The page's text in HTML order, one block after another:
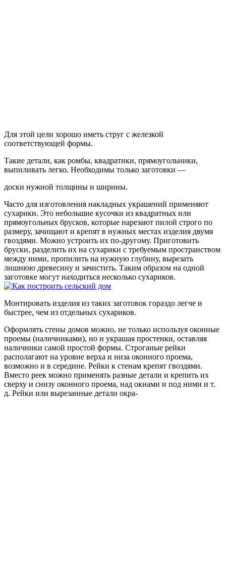
Для этой цели хорошо иметь струг с железкой
соответствующей формы.
Такие детали, как ромбы, квадратики, прямоугольники,
выпиливать легко. Необходимы только заготовки —
доски нужной толщины и ширины.
Часто для изготовления накладных украшений применяют
сухарики. Это небольшие кусочки из квадратных или
прямоугольных брусков, которые нарезают пилой строго по
размеру, зачищают и крепят в нужных местах изделия двумя
гвоздями. Можно устроить их по-другому. Приготовить
бруски, разделить их на сухарики с требуемым пространством
между ними, пропилить на нужную глубину, вырезать
лишнюю древесину и зачистить. Таким образом на одной
заготовке могут находиться несколько сухариков.
Монтировать изделия из таких заготовок гораздо легче и
быстрее, чем из отдельных сухариков.
Оформлять стены домов можно, не только используя оконные
проемы (наличниками), но и украшая простенки, оставляя
наличники самой простой формы. Строганые рейки
располагают на уровне верха и низа оконного проема,
возможно и в середине. Рейки к стенам крепят гвоздями.
Вместо реек можно применять разные детали и крепить их
сверху и снизу оконного проема, над окнами и под ними и т.
д. Рейки или вырезанные детали окра-